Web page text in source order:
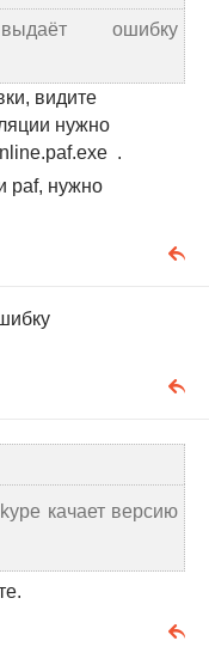
ошибку
видите
нужно
.
paf, нужно
качает версию